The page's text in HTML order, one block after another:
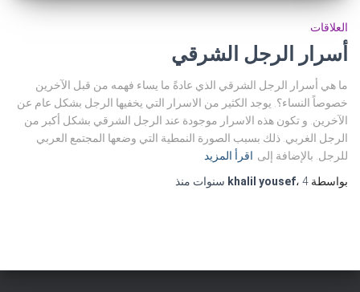
العلاقات
أسرار الرجل الشرقي
ما هي أسرار الرجل الشرقي الذي عادةً ما يساء فهمه من قبل الآخرين
خصوصاً النساء؟. يوجد الكثير من الاسرار التي يخفيها الرجل بشكل عام عن
الآخرين. و تكون هذه الاسرار موجودة عند الرجل الشرقي بشكل أكبر من
الرجل الغربي. ذلك بسبب الصورة النمطية التي وضعها المجتمع العربي
للرجل. بالإضافة إلى اقرأ المزيد
بواسطة
khalil yousef، 4 سنوات منذ